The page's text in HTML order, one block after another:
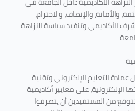
والأمانة، والإنصاف، والاحترام،
الأكاديمي وتنفيذ سياسة النزاهة
التعليم الإلكتروني وتقنية
الإلكترونية، على معايير أكاديمية
من المستفيدين أن يتصرفوا